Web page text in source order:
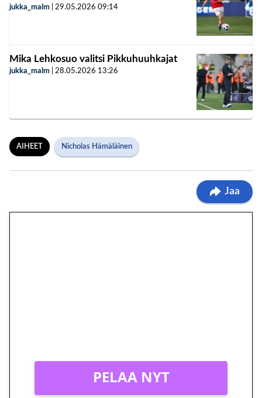
jukka_malm 29.05.2026 09:14
Mika Lehkosuo valitsi Pikkuhuuhkajat
jukka_malm 28.05.2026 13:26
AIHEET Nicholas Hämäläinen
Jaa
PELAA NYT